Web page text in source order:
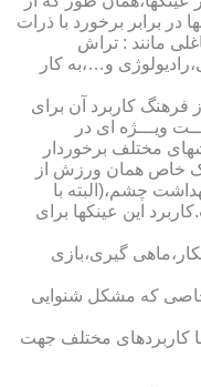
برابر برخورد با ذرات
مانند : تراش
و…،به کار
فرهنگ کاربرد آن برای
ویـــژه ای در
مختلف برخوردار
خاص همان ورزش از
چشم،(البته با
این عینکها برای
گیری،بازی
که مشکل شنوایی
با کاربردهای مختلف جهت